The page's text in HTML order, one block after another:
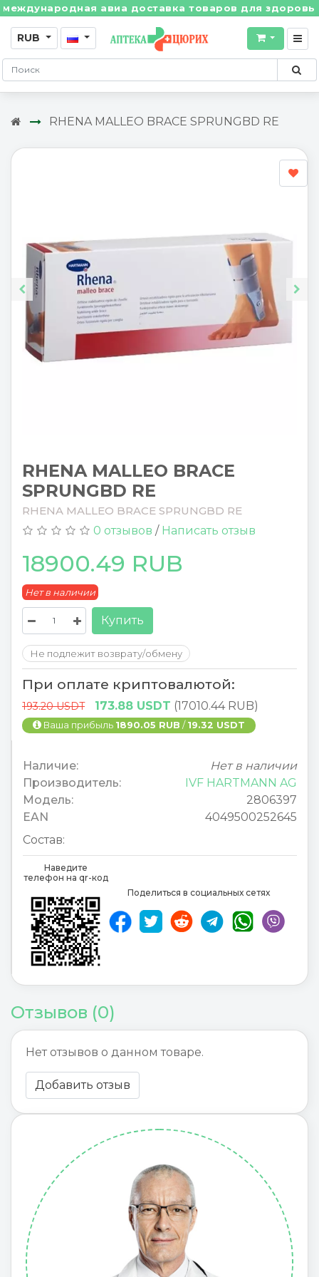
авиа доставка товаров для здоровья
RUB
RHENA MALLEO BRACE SPRUNGBD RE
RHENA MALLEO BRACE
SPRUNGBD RE
RHENA MALLEO BRACE SPRUNGBD RE
0 отзывов / Написать отзыв
18900.49 RUB
Нет в наличии
Купить
Не подлежит возврату/обмену
При оплате криптовалютой:
193.20 USDT 173.88 USDT (17010.44 RUB)
Ваша прибыль 1890.05 RUB / 19.32 USDT
Наличие:
Нет в наличии
Производитель:
IVF HARTMANN AG
Модель:
2806397
EAN
4049500252645
Состав:
Наведите
телефон на qr-код
Поделиться в социальных сетях
Отзывов (0)
Нет отзывов о данном товаре.
Добавить отзыв